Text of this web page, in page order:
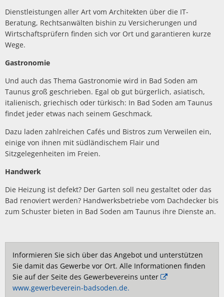
Dienstleistungen aller Art vom Architekten über die IT-
Beratung, Rechtsanwälten bishin zu Versicherungen und
Wirtschaftsprüfern finden sich vor Ort und garantieren kurze
Wege.
Gastronomie
Und auch das Thema Gastronomie wird in Bad Soden am
Taunus groß geschrieben. Egal ob gut bürgerlich, asiatisch,
italienisch, griechisch oder türkisch: In Bad Soden am Taunus
findet jeder etwas nach seinem Geschmack.
Dazu laden zahlreichen Cafés und Bistros zum Verweilen ein,
einige von ihnen mit südländischem Flair und
Sitzgelegenheiten im Freien.
Handwerk
Die Heizung ist defekt? Der Garten soll neu gestaltet oder das
Bad renoviert werden? Handwerksbetriebe vom Dachdecker bis
zum Schuster bieten in Bad Soden am Taunus ihre Dienste an.
Informieren Sie sich über das Angebot und unterstützen
Sie damit das Gewerbe vor Ort. Alle Informationen finden
Sie auf der Seite des Gewerbevereins unter
www.gewerbeverein-badsoden.de.